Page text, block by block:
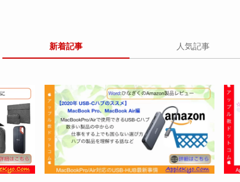
新着記事 人気記事